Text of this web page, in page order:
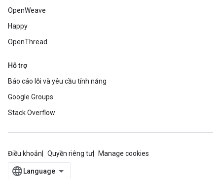
OpenWeave
Happy
OpenThread
Hỗ trợ
Báo cáo lỗi và yêu cầu tính năng
Google Groups
Stack Overflow
Điều khoản Quyền riêng tư Manage cookies